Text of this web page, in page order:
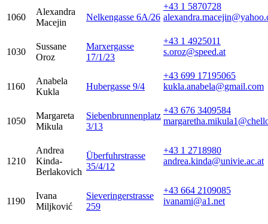
1060
Alexandra
Macejin
Nelkengasse 6A/26
+43 1 5870728
1030
Sussane
Oroz
Marxergasse
17/1/23
+43 1 4925011
s.oroz@speed.at
1160
Anabela
Kukla
Hubergasse 9/4
+43 699 17195065
kukla.anabela@gmail.com
1050
Margareta
Mikula
Siebenbrunnenplatz
3/13
+43 676 3409584
1210
Andrea
Kinda-
Berlakovich
Überfuhrstrasse
35/4/12
+43 1 2718980
andrea.kinda@univie.ac.at
1190
Ivana
Miljković
Sieveringerstrasse
259
+43 664 2109085
ivanami@a1.net